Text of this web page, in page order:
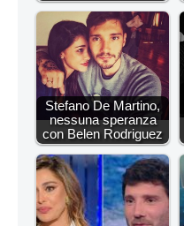
Stefano De Martino,
nessuna speranza
con Belen Rodriguez